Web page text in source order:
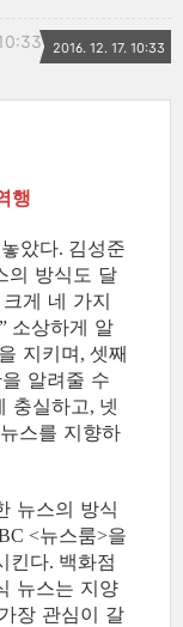
2016. 12. 17. 10:33
행
았다. 김성준
의 방식도 달
게 네 가지
” 소상하게 알
지키며, 셋째
알려줄 수
충실하고, 넷
스를 지향하
뉴스의 방식
<뉴스룸>을
킨다. 백화점
뉴스는 지양
장 관심이 갈